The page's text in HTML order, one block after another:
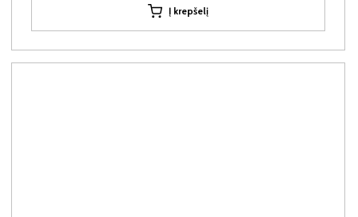
Į krepšelį